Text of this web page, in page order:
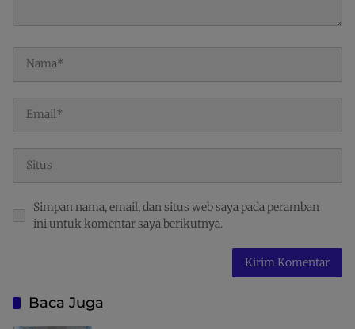
Simpan nama, email, dan situs web saya pada peramban
ini untuk komentar saya berikutnya.
Baca Juga